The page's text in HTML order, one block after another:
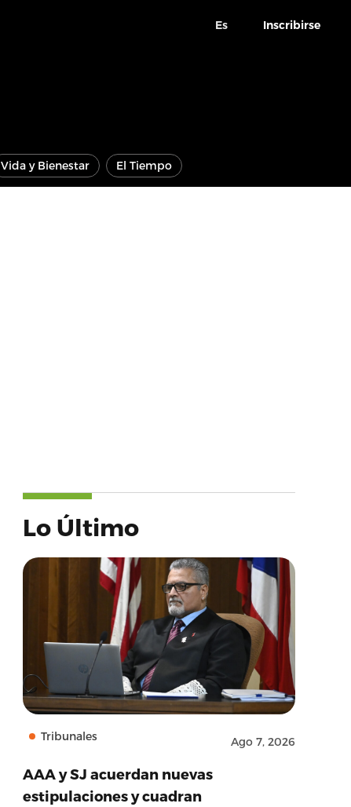
Es Inscribirse
Vida y Bienestar El Tiempo
Lo Último
Tribunales Ago 7, 2026
AAA y SJ acuerdan nuevas
estipulaciones y cuadran